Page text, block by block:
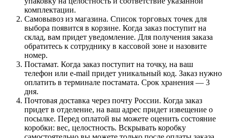
комплектации.
Самовывоз из магазина. Список торговых точек для
выбора появится в корзине. Когда заказ поступит на
склад, вам придет уведомление. Для получения заказа
обратитесь к сотруднику в кассовой зоне и назовите
номер.
Постамат. Когда заказ поступит на точку, на ваш
телефон или e-mail придет уникальный код. Заказ нужно
оплатить в терминале постамата. Срок хранения — 3
дня.
Почтовая доставка через почту России. Когда заказ
придет в отделение, на ваш адрес придет извещение о
посылке. Перед оплатой вы можете оценить состояние
коробки: вес, целостность. Вскрывать коробку